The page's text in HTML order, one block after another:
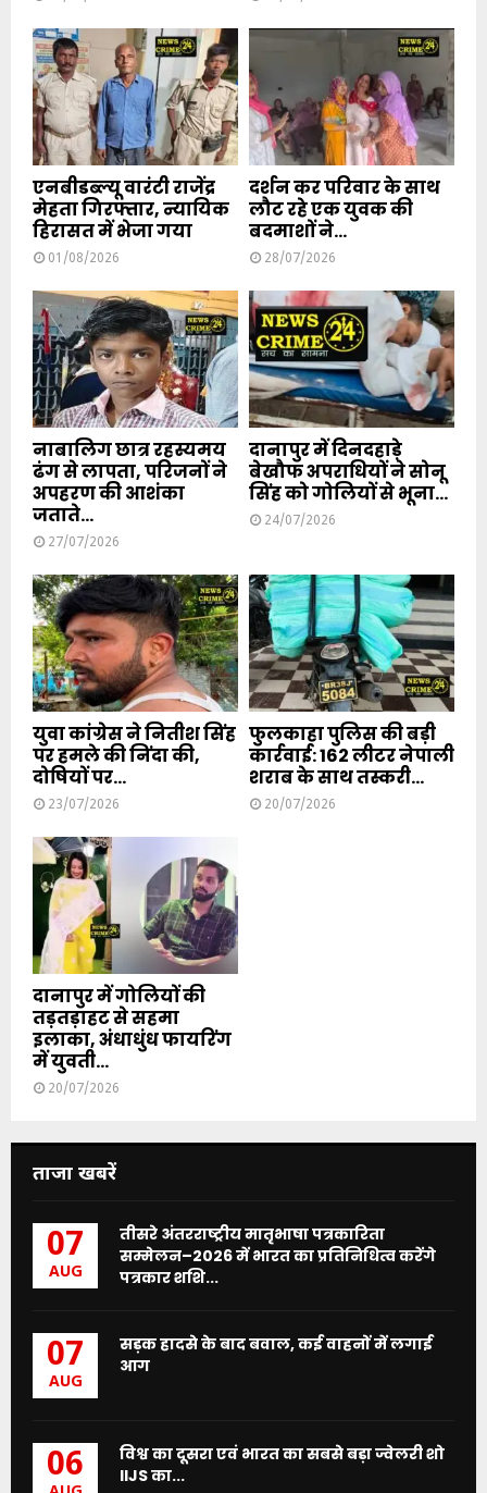
एनबीडब्ल्यू वारंटी राजेंद्र
मेहता गिरफ्तार, न्यायिक
हिरासत में भेजा गया
01/08/2026
दर्शन कर परिवार के साथ
लौट रहे एक युवक की
बदमाशों ने...
28/07/2026
नाबालिग छात्र रहस्यमय
ढंग से लापता, परिजनों ने
अपहरण की आशंका
जताते...
27/07/2026
दानापुर में दिनदहाड़े
बेखौफ अपराधियों ने सोनू
सिंह को गोलियों से भूना...
24/07/2026
युवा कांग्रेस ने नितीश सिंह
पर हमले की निंदा की,
दोषियों पर...
23/07/2026
फुलकाहा पुलिस की बड़ी
कार्रवाई: 162 लीटर नेपाली
शराब के साथ तस्करी...
20/07/2026
दानापुर में गोलियों की
तड़तड़ाहट से सहमा
इलाका, अंधाधुंध फायरिंग
में युवती...
20/07/2026
ताजा खबरें
07
AUG
तीसरे अंतरराष्ट्रीय मातृभाषा पत्रकारिता
सम्मेलन–2026 में भारत का प्रतिनिधित्व करेंगे
पत्रकार शशि...
07
AUG
सड़क हादसे के बाद बवाल, कई वाहनों में लगाई
आग
06
विश्व का दूसरा एवं भारत का सबसे बड़ा ज्वेलरी शो
IIJS का...